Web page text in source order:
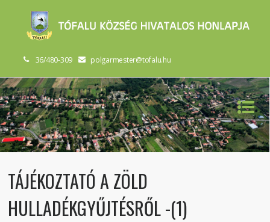
36/480-309 polgarmester@tofalu.hu
TÁJÉKOZTATÓ A ZÖLD
HULLADÉKGYŰJTÉSRŐL -(1)